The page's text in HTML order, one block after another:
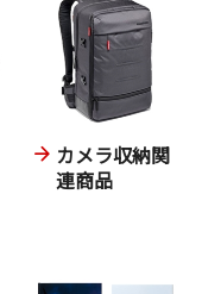
カメラ収納関
連商品